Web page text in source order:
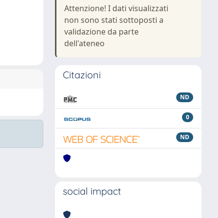
Attenzione! I dati visualizzati
non sono stati sottoposti a
validazione da parte
dell'ateneo
Citazioni
ND
0
ND
social impact